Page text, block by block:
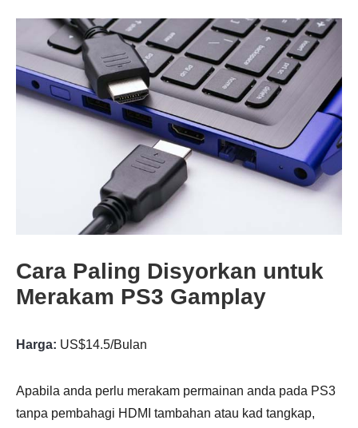
Cara Paling Disyorkan untuk
Merakam PS3 Gamplay
Harga: US$14.5/Bulan
Apabila anda perlu merakam permainan anda pada PS3
tanpa pembahagi HDMI tambahan atau kad tangkap,